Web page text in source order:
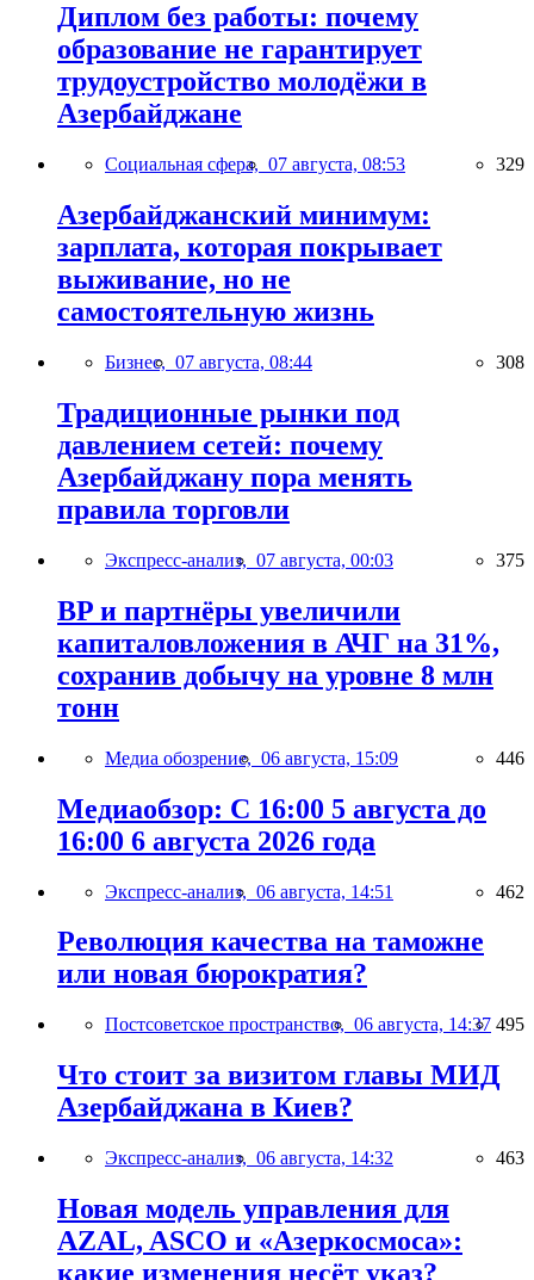
Диплом без работы: почему
образование не гарантирует
трудоустройство молодёжи в
Азербайджане
Социальная сфера, 07 августа, 08:53 329
Азербайджанский минимум:
зарплата, которая покрывает
выживание, но не
самостоятельную жизнь
Бизнес, 07 августа, 08:44 308
Традиционные рынки под
давлением сетей: почему
Азербайджану пора менять
правила торговли
Экспресс-анализ, 07 августа, 00:03 375
BP и партнёры увеличили
капиталовложения в АЧГ на 31%,
сохранив добычу на уровне 8 млн
тонн
Медиа обозрение, 06 августа, 15:09 446
Медиаобзор: С 16:00 5 августа до
16:00 6 августа 2026 года
Экспресс-анализ, 06 августа, 14:51 462
Революция качества на таможне
или новая бюрократия?
Постсоветское пространство, 06 августа, 14:37 495
Что стоит за визитом главы МИД
Азербайджана в Киев?
Экспресс-анализ, 06 августа, 14:32 463
Новая модель управления для
AZAL, ASCO и «Азеркосмоса»:
какие изменения несёт указ?